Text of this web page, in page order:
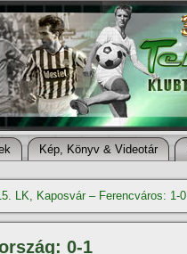
Kép, Könyv & Videotár
LK, Kaposvár – Ferencváros: 1-0
0-1